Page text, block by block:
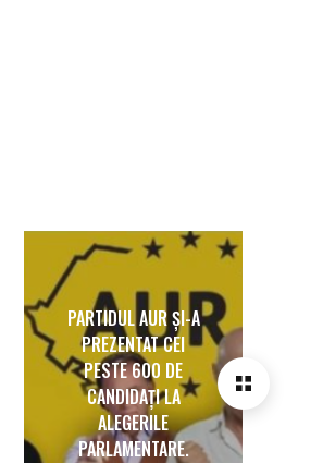
PARTIDUL AUR ȘI-A
PREZENTAT CEI
PESTE 600 DE
CANDIDAȚI LA
ALEGERILE
PARLAMENTARE.